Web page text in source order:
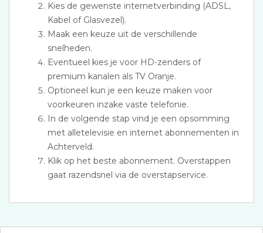
Kies de gewenste internetverbinding (ADSL,
Kabel of Glasvezel).
Maak een keuze uit de verschillende
snelheden.
Eventueel kies je voor HD-zenders of
premium kanalen als TV Oranje.
Optioneel kun je een keuze maken voor
voorkeuren inzake vaste telefonie.
In de volgende stap vind je een opsomming
met alletelevisie en internet abonnementen in
Achterveld.
Klik op het beste abonnement. Overstappen
gaat razendsnel via de overstapservice.